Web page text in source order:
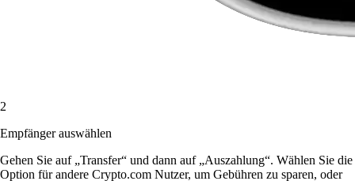
2
Empfänger auswählen
Gehen Sie auf „Transfer“ und dann auf „Auszahlung“. Wählen Sie die
Option für andere Crypto.com Nutzer, um Gebühren zu sparen, oder